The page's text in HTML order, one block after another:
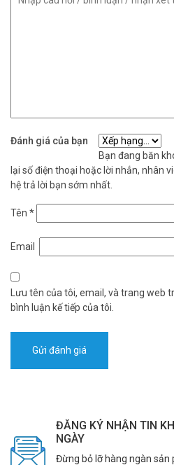
Đánh giá của bạn
Bạn đang băn
lại số điện thoại hoặc lời nhắn, nhân
hệ trả lời bạn sớm nhất.
Tên *
Email
Lưu tên của tôi, email, và trang web
bình luận kế tiếp của tôi.
ĐĂNG KÝ NHẬN TIN
NGÀY
Đừng bỏ lỡ hàng ngàn